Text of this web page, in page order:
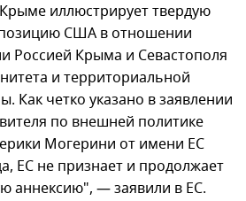
иллюстрирует твердую
США в отношении
Россией Крыма и Севастополя
и территориальной
Как четко указано в заявлении
по внешней политике
Могерини от имени ЕС
ЕС не признает и продолжает
аннексию", — заявили в ЕС.